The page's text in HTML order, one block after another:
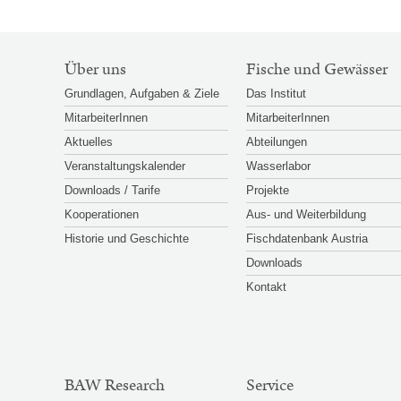
SITEMAP-
NAVIGATION
Über uns
Grundlagen, Aufgaben & Ziele
MitarbeiterInnen
Aktuelles
Veranstaltungskalender
Downloads / Tarife
Kooperationen
Historie und Geschichte
Fische und Gewässer
Das Institut
MitarbeiterInnen
Abteilungen
Wasserlabor
Projekte
Aus- und Weiterbildung
Fischdatenbank Austria
Downloads
Kontakt
BAW Research Service